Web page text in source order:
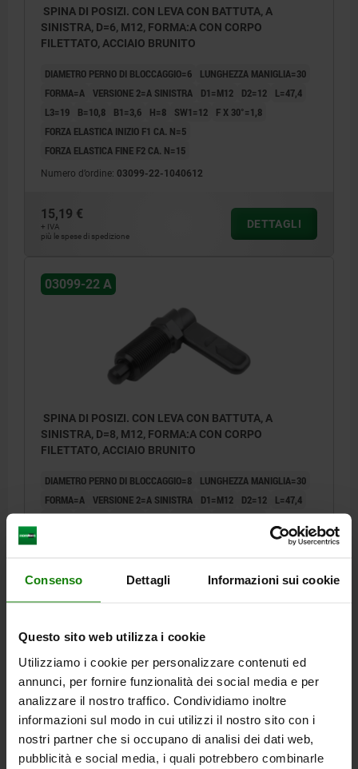
Consenso Dettagli Informazioni sui cookie
Questo sito web utilizza i cookie
Utilizziamo i cookie per personalizzare contenuti ed
annunci, per fornire funzionalità dei social media e per
analizzare il nostro traffico. Condividiamo inoltre
informazioni sul modo in cui utilizzi il nostro sito con i
nostri partner che si occupano di analisi dei dati web,
pubblicità e social media, i quali potrebbero combinarle
SPINA DI POSIZI. CON LEVA CON BATTUTA, A
SINISTRA, D=6, M12, FORMA:A CON CORPO
FILETTATO, ACCIAIO BRUNITO
DIAMETRO PERNO DI BLOCCAGGIO=6
LUNGHEZZA MANIGLIA=30
FORMA=A VERSIONE 2=A SINISTRA D1=M12 D2=12
L=47,4
L3=19
B=10,8 B1=3,6 H=8 SW1=12
F X 30°=1,8
FORZA ELASTICA INIZIO F1 CA. N=5
FORZA ELASTICA FINE F2 CA. N=15
Numero d’ordine: 03099-22-1040612
15,19 €
+ IVA
più le spese di spedizione
DETTAGLI
03099-22 A
SPINA DI POSIZI. CON LEVA CON BATTUTA, A
SINISTRA, D=8, M12, FORMA:A CON CORPO
FILETTATO, ACCIAIO BRUNITO
DIAMETRO PERNO DI BLOCCAGGIO=8
LUNGHEZZA MANIGLIA=30
FORMA=A VERSIONE 2=A SINISTRA D1=M12 D2=12
L=47,4
L3=19 B=10,8 B1=3,6 H=8 SW1=12 F X 30°=2,3
Numero d’ordine: 03099-22-1040812
+ IVA
più le spese di spedizione
03099-22 A